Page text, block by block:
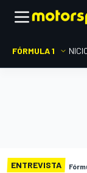
FÓRMULA 1
ENTREVISTA